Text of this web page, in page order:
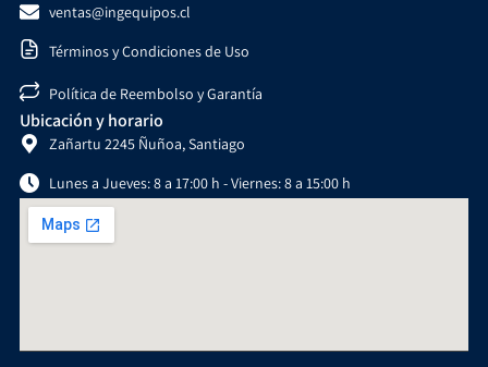
ventas@ingequipos.cl
Términos y Condiciones de Uso
Política de Reembolso y Garantía
Ubicación y horario
Zañartu 2245 Ñuñoa, Santiago
Lunes a Jueves: 8 a 17:00 h - Viernes: 8 a 15:00 h